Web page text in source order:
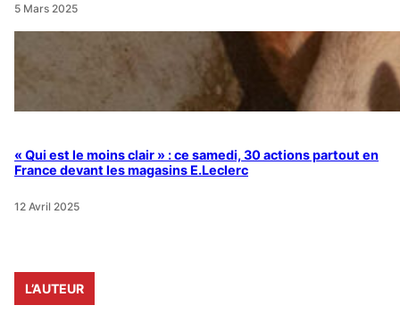
5 Mars 2025
« Qui est le moins clair » : ce samedi, 30 actions partout en
France devant les magasins E.Leclerc
12 Avril 2025
L’AUTEUR